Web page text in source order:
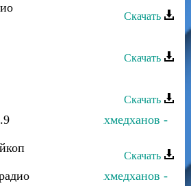
Скачать
- Драгоценная
Скачать
Скачать
и Рустам Ахмедханов -
Скачать
и Рустам Ахмедханов -